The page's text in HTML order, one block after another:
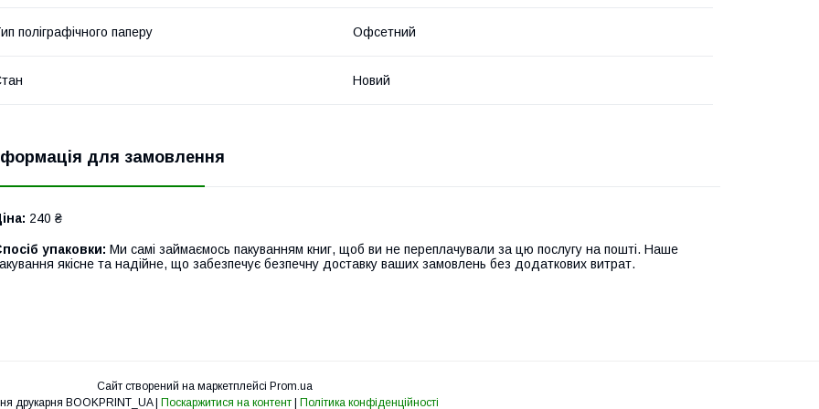
поліграфічного паперу Офсетний
Новий
для замовлення
240 ₴
упаковки: Ми самі займаємось пакуванням книг, щоб ви не переплачували за цю послугу на пошті. Наше
якісне та надійне, що забезпечує безпечну доставку ваших замовлень без додаткових витрат.
Сайт створений на маркетплейсі Prom.ua
Поскаржитися на контент Політика конфіденційності